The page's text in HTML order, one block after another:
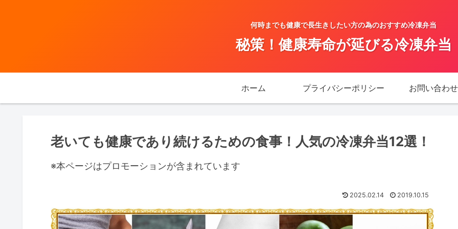
何時までも健康で長生きしたい方の為のおすすめ冷凍弁当
秘策！健康寿命が延びる冷凍弁当
ホーム プライバシーポリシー お問い合わせ
老いても健康であり続けるための食事！人気の冷凍弁当12選！
※本ページはプロモーションが含まれています
2025.02.14 2019.10.15